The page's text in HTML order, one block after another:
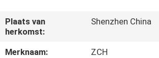
ONGEVEER
ONS
Plaats van
herkomst:
Shenzhen China
Merknaam:
ZCH